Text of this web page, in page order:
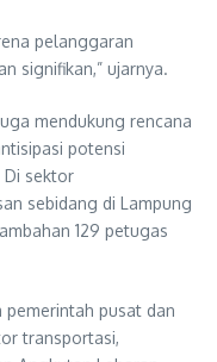
pelanggaran
signifikan,” ujarnya.
mendukung rencana
potensi
Di sektor
sebidang di Lampung
129 petugas
pusat dan
transportasi,